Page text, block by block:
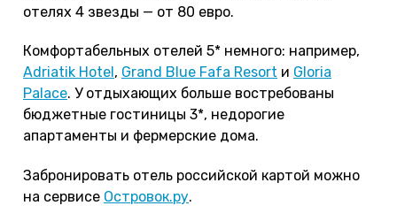
отелях 4 звезды — от 80 евро.
Комфортабельных отелей 5* немного: например,
Adriatik Hotel , Grand Blue Fafa Resort и Gloria
Palace. У отдыхающих больше востребованы
бюджетные гостиницы 3*, недорогие
апартаменты и фермерские дома.
Забронировать отель российской картой можно
на сервисе Островок.ру.